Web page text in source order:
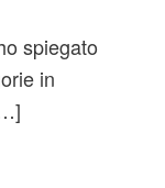
spiegato
in